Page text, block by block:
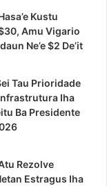
Kustu
Amu Vigario
Ne’e $2 De’it
Tau Prioridade
Iha
Ba Presidente
Rezolve
Estragus Iha